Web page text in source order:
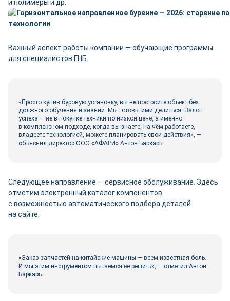
и полимеры и др.
Важный аспект работы компании — обучающие программы
для специалистов ГНБ.
«Просто купив буровую установку, вы не построите объект без
должного обучения и знаний. Мы готовы ими делиться. Залог
успеха — не в покупке техники по низкой цене, а именно
в комплексном подходе, когда вы знаете, на чём работаете,
владеете технологией, можете планировать свои действия», —
объяснил директор ООО «АФАРИ» Антон Баркарь.
Следующее направление — сервисное обслуживание. Здесь
отметим электронный каталог компонентов
с возможностью автоматического подбора деталей
на сайте.
«Заказ запчастей на китайские машины — всем известная боль.
И мы этим инструментом пытаемся её решить», — отметил Антон
Баркарь.